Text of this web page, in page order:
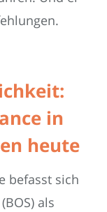
in
heute
befasst sich
als